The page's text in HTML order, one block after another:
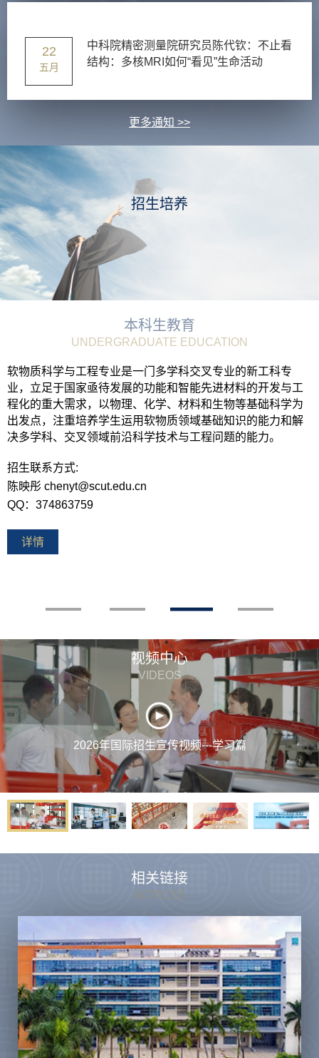
22
五月
中科院精密测量院研究员陈代钦：不止看
结构：多核MRI如何“看见”生命活动
更多通知 >>
招生培养
本科生教育
UNDERGRADUATE EDUCATION
软物质科学与工程专业是一门多学科交叉专业的新工科专
业，立足于国家亟待发展的功能和智能先进材料的开发与工
程化的重大需求，以物理、化学、材料和生物等基础科学为
出发点，注重培养学生运用软物质领域基础知识的能力和解
决多学科、交叉领域前沿科学技术与工程问题的能力。
招生联系方式:
陈映彤 chenyt@scut.edu.cn
QQ：374863759
详情
视频中心
VIDEOS
2026年国际招生宣传视频---学习篇
相关链接
NOTICES